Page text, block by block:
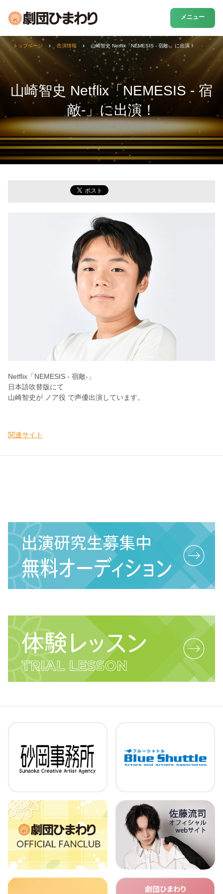
メニュー
山崎智史 Netflix「NEMESIS - 宿
敵-」に出演！
トップページ 出演情報 山崎智史 Netflix「NEMESIS - 宿敵-」に出演！
Netflix「NEMESIS - 宿敵-」
日本語吹替版にて
山崎智史が ノア役 で声優出演しています。
関連サイト